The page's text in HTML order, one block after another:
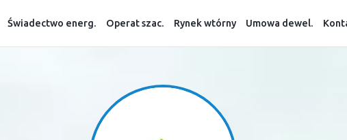
Świadectwo energ. Operat szac. Rynek wtórny Umowa dewel.